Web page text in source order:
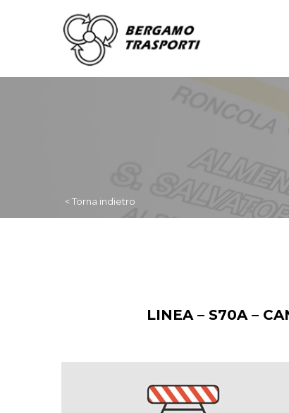
< Torna indietro
LINEA – S70A –